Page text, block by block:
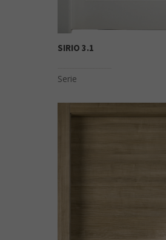
SIRIO 3.1